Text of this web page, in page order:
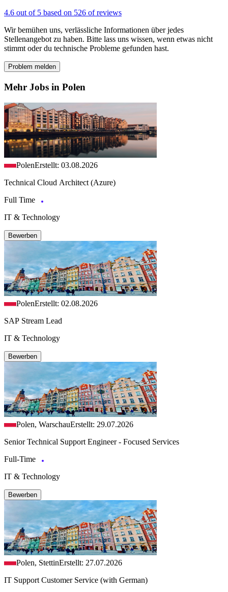
4.6 out of 5 based on 526 of reviews
Wir bemühen uns, verlässliche Informationen über jedes
Stellenangebot zu haben. Bitte lass uns wissen, wenn etwas nicht
stimmt oder du technische Probleme gefunden hast.
Problem melden
Mehr Jobs in Polen
PolenErstellt: 03.08.2026
Technical Cloud Architect (Azure)
Full Time
IT & Technology
Bewerben
PolenErstellt: 02.08.2026
SAP Stream Lead
IT & Technology
Bewerben
Polen, WarschauErstellt: 29.07.2026
Senior Technical Support Engineer - Focused Services
Full-Time
IT & Technology
Bewerben
Polen, StettinErstellt: 27.07.2026
IT Support Customer Service (with German)